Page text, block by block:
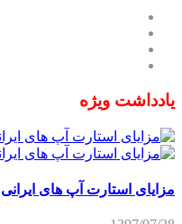
یادداشت ویژه
مزایای استارت آپ های ایرانی